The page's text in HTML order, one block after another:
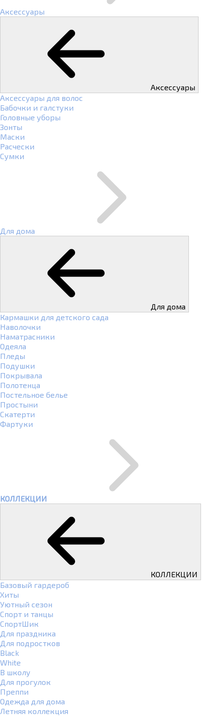
Аксессуары
Аксессуары
Аксессуары для волос
Бабочки и галстуки
Головные уборы
Зонты
Маски
Расчески
Сумки
Для дома
Для дома
Кармашки для детского сада
Наволочки
Наматрасники
Одеяла
Пледы
Подушки
Покрывала
Полотенца
Постельное белье
Простыни
Скатерти
Фартуки
КОЛЛЕКЦИИ
КОЛЛЕКЦИИ
Базовый гардероб
Хиты
Уютный сезон
Спорт и танцы
СпортШик
Для праздника
Для подростков
Black
White
В школу
Для прогулок
Преппи
Одежда для дома
Летняя коллекция